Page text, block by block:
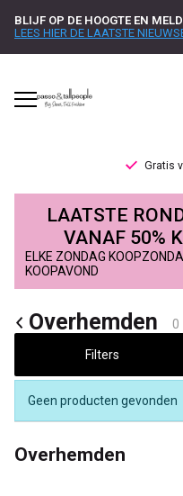
BLIJF OP DE HOOGTE EN
LEES HIER DE LAATSTE
Gratis
Passo
LAATSTE
VANAF 50%
ELKE ZONDAG
KOOPAVOND
Overhemden 0
Filters
Geen producten gevonden
Overhemden